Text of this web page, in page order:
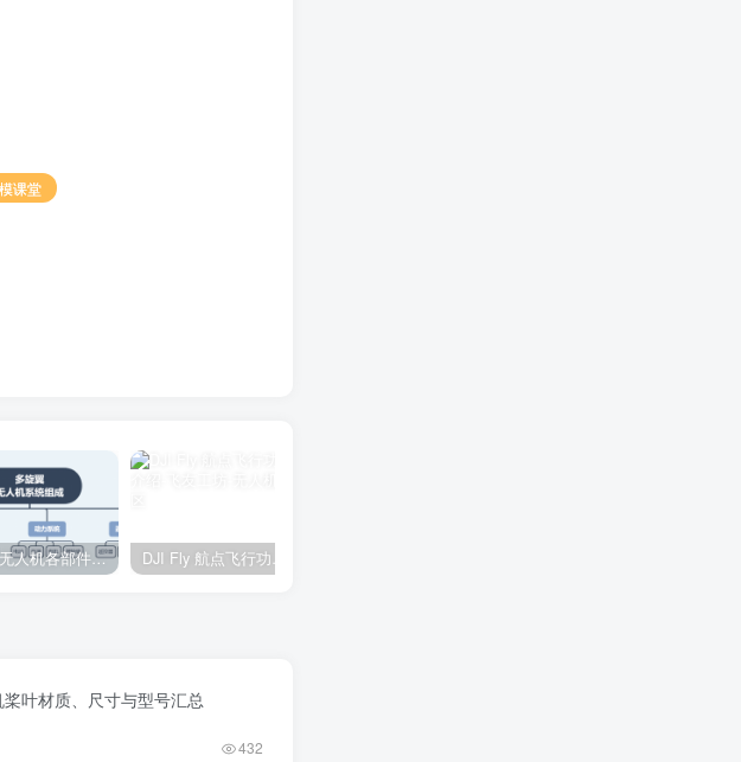
课堂
多旋翼无人机各部件介绍汇总 DJI Fly 航点飞行功能介绍
叶材质、尺寸与型号汇总
432